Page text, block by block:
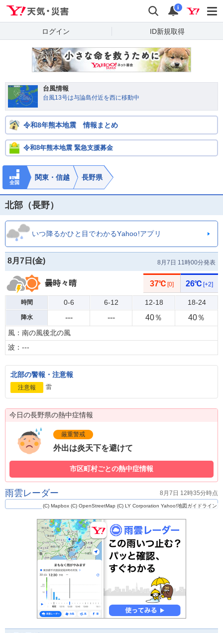
検索 通知
i
ログイン ID新規取得
台風情報
台風13号は与論島付近を西に移動中
令和8年熊本地震 情報まとめ
令和8年熊本地震 緊急支援募金
全国
関東・信越 長野県
北部（長野）
いつ降るかひと目でわかるYahoo!アプリ
8月7日(金) 8月7日 11時00分発表
曇時々晴 37℃ [0] 26℃ [+2]
時間 0-6 6-12 12-18 18-24
降水 --- --- 40％ 40％
風：南の風後北の風
波：---
北部の警報・注意報
注意報 雷
今日の長野県の熱中症情報
厳重警戒
外出は炎天下を避けて
市区町村ごとの熱中症情報
雨雲レーダー 8月7日 12時35分時点
(C) Mapbox (C) OpenStreetMap (C) LY Corporation Yahoo!地図ガイドライン